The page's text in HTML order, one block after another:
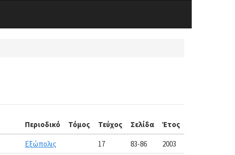
Περιοδικό Τόμος Τεύχος Σελίδα Έτος
Εξώπολις 17 83-86
2003